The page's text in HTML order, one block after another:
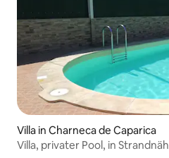
Villa in Charneca de Caparica
Villa, privater Pool, in